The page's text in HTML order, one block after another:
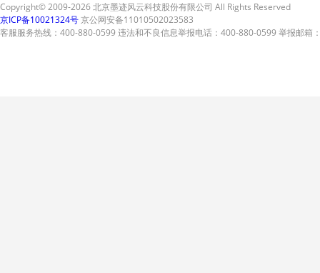
Copyright© 2009-2026 北京墨迹风云科技股份有限公司 All Rights Reserved
京ICP备10021324号京公网安备11010502023583
客服服务热线：400-880-0599 违法和不良信息举报电话：400-880-0599 举报邮箱